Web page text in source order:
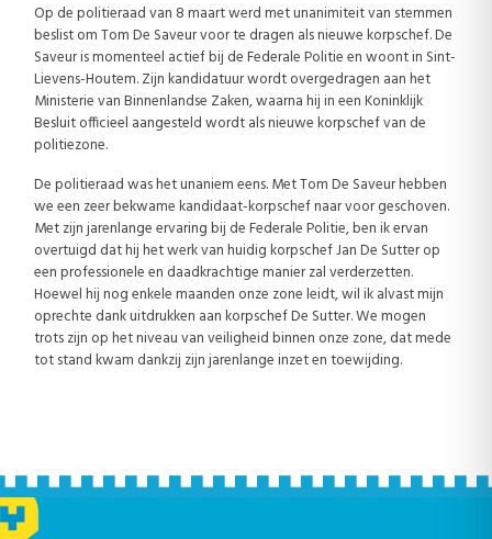
Op de politieraad van 8 maart werd met unanimiteit van stemmen
beslist om Tom De Saveur voor te dragen als nieuwe korpschef. De
Saveur is momenteel actief bij de Federale Politie en woont in Sint-
Lievens-Houtem. Zijn kandidatuur wordt overgedragen aan het
Ministerie van Binnenlandse Zaken, waarna hij in een Koninklijk
Besluit officieel aangesteld wordt als nieuwe korpschef van de
politiezone.
De politieraad was het unaniem eens. Met Tom De Saveur hebben
we een zeer bekwame kandidaat-korpschef naar voor geschoven.
Met zijn jarenlange ervaring bij de Federale Politie, ben ik ervan
overtuigd dat hij het werk van huidig korpschef Jan De Sutter op
een professionele en daadkrachtige manier zal verderzetten.
Hoewel hij nog enkele maanden onze zone leidt, wil ik alvast mijn
oprechte dank uitdrukken aan korpschef De Sutter. We mogen
trots zijn op het niveau van veiligheid binnen onze zone, dat mede
tot stand kwam dankzij zijn jarenlange inzet en toewijding.